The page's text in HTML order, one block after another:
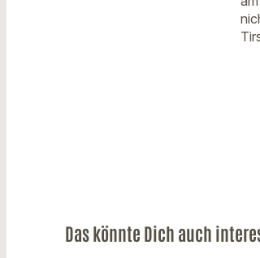
Das könnte Dich auch